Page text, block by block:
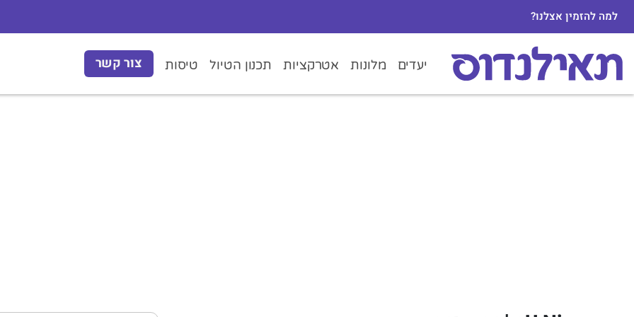
למה להזמין אצלנו?
יעדים מלונות אטרקציות תכנון הטיול טיסות צור קשר